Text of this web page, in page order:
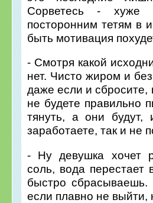
Сорветесь - хуже
посторонним тетям в
быть мотивация
- Смотря какой
нет. Чисто жиром и
даже если и сбросите,
не будете правильно
тянуть, а они будут,
заработаете, так и не
- Ну девушка хочет
соль, вода перестает
быстро сбрасываешь.
если плавно не выйти,